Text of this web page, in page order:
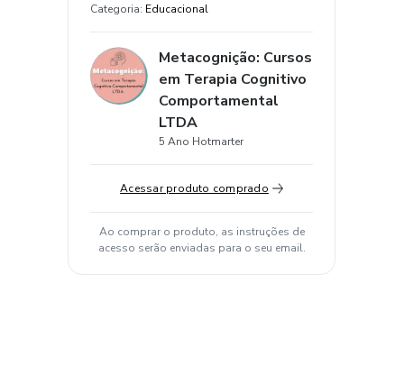
Categoria: Educacional
Metacognição: Cursos
em Terapia Cognitivo
Comportamental
LTDA
5 Ano Hotmarter
Acessar produto comprado
Ao comprar o produto, as instruções de
acesso serão enviadas para o seu email.